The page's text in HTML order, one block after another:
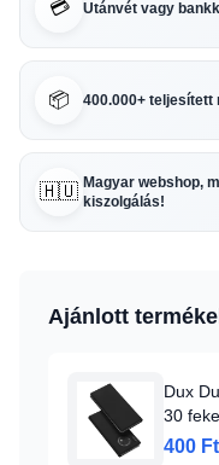
💳 Utánvét vagy
📦 400.000+ teljesített
🇭🇺 Magyar webshop,
kiszolgálás!
Ajánlott
Dux
30
400 Ft